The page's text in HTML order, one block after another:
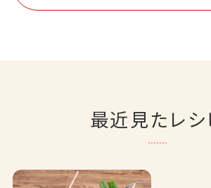
最近見たレシ